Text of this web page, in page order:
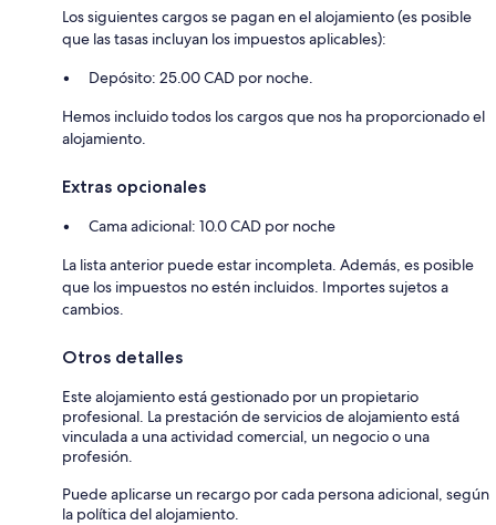
Los siguientes cargos se pagan en el alojamiento (es posible
que las tasas incluyan los impuestos aplicables):
Depósito: 25.00 CAD por noche.
Hemos incluido todos los cargos que nos ha proporcionado el
alojamiento.
Extras opcionales
Cama adicional: 10.0 CAD por noche
La lista anterior puede estar incompleta. Además, es posible
que los impuestos no estén incluidos. Importes sujetos a
cambios.
Otros detalles
Este alojamiento está gestionado por un propietario
profesional. La prestación de servicios de alojamiento está
vinculada a una actividad comercial, un negocio o una
profesión.
Puede aplicarse un recargo por cada persona adicional, según
la política del alojamiento.